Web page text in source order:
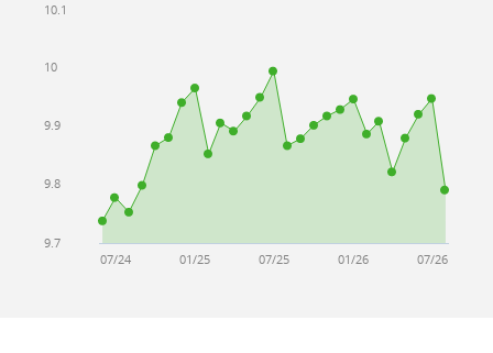
07/24 01/25 07/25 01/26 07/26
9.7
9.8
9.9
10
10.1